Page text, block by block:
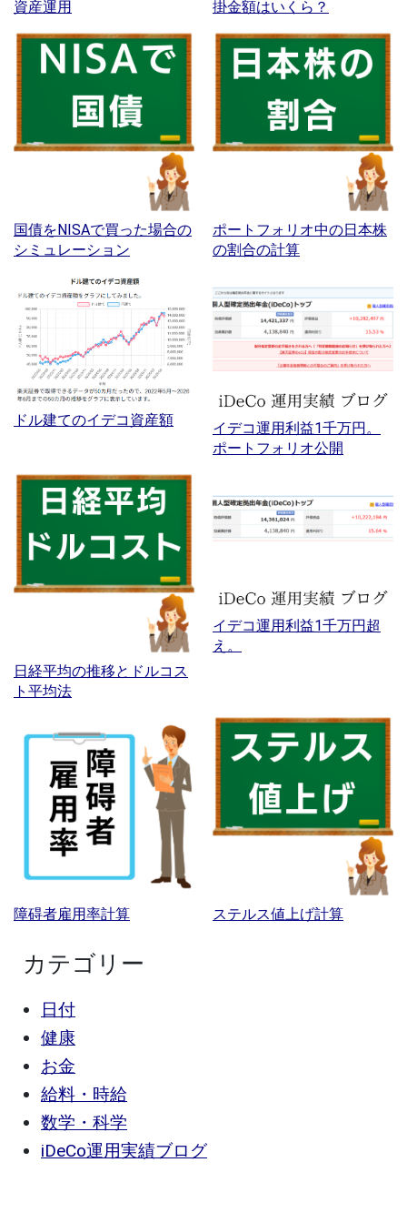
資産運用 掛金額はいくら？
国債をNISAで買った場合の
シミュレーション
ポートフォリオ中の日本株
の割合の計算
ドル建てのイデコ資産額
イデコ運用利益1千万円。
ポートフォリオ公開
日経平均の推移とドルコス
ト平均法
イデコ運用利益1千万円超
え。
障碍者雇用率計算 ステルス値上げ計算
カテゴリー
日付
健康
お金
給料・時給
数学・科学
iDeCo運用実績ブログ